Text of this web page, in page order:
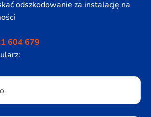
odszkodowanie za instalację na
604 679
empty.